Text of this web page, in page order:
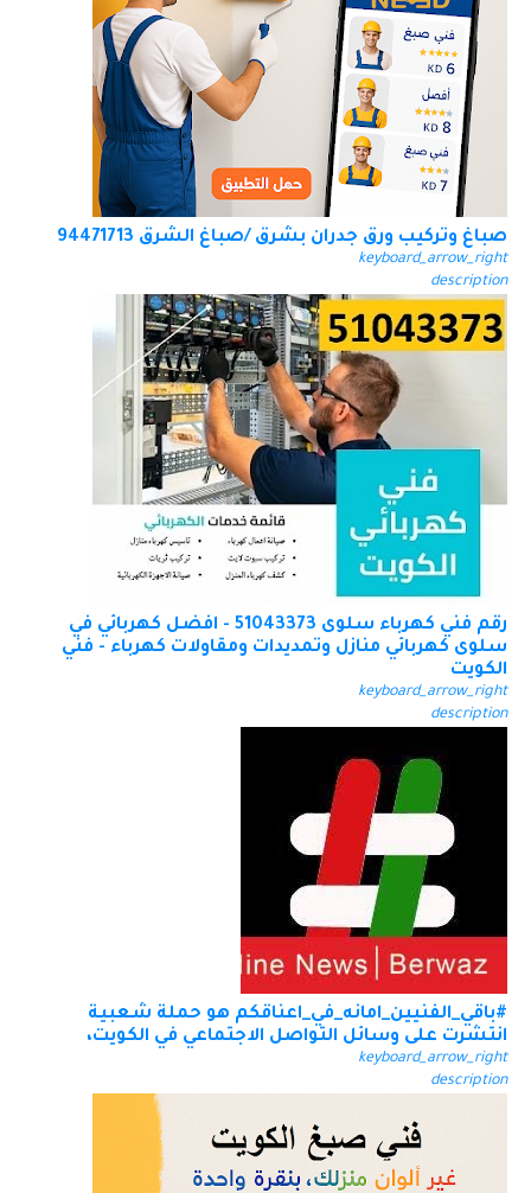
صباغ وتركيب ورق جدران بشرق /صباغ الشرق 94471713
keyboard_arrow_right
description
رقم فني كهرباء سلوى 51043373 - افضل كهربائي في
سلوى كهربائي منازل وتمديدات ومقاولات كهرباء - فني
الكويت
keyboard_arrow_right
description
#باقي_الفنيين_امانه_في_اعناقكم هو حملة شعبية
انتشرت على وسائل التواصل الاجتماعي في الكويت،
keyboard_arrow_right
description